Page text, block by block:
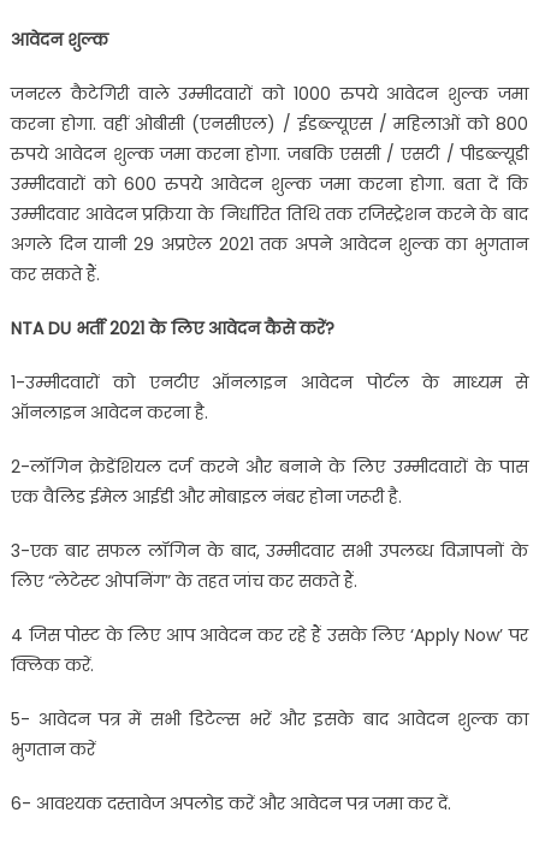
आवेदन शुल्क
जनरल कैटेगिरी वाले उम्मीदवारों को 1000 रुपये आवेदन शुल्क जमा
करना होगा. वहीं ओबीसी (एनसीएल) / ईडब्ल्यूएस / महिलाओं को 800
रुपये आवेदन शुल्क जमा करना होगा. जबकि एससी / एसटी / पीडब्ल्यूडी
उम्मीदवारों को 600 रुपये आवेदन शुल्क जमा करना होगा. बता दें कि
उम्मीदवार आवेदन प्रक्रिया के निर्धारित तिथि तक रजिस्ट्रेशन करने के बाद
अगले दिन यानी 29 अप्रऐल 2021 तक अपने आवेदन शुल्क का भुगतान
कर सकते हैं.
NTA DU भर्ती 2021 के लिए आवेदन कैसे करें?
1-उम्मीदवारों को एनटीए ऑनलाइन आवेदन पोर्टल के माध्यम से
ऑनलाइन आवेदन करना है.
2-लॉगिन क्रेडेंशियल दर्ज करने और बनाने के लिए उम्मीदवारों के पास
एक वैलिड ईमेल आईडी और मोबाइल नंबर होना जरूरी है.
3-एक बार सफल लॉगिन के बाद, उम्मीदवार सभी उपलब्ध विज्ञापनों के
लिए “लेटेस्ट ओपनिंग” के तहत जांच कर सकते हैं.
4 जिस पोस्ट के लिए आप आवेदन कर रहे हैं उसके लिए ‘Apply Now’ पर
क्लिक करें.
5- आवेदन पत्र में सभी डिटेल्स भरें और इसके बाद आवेदन शुल्क का
भुगतान करें
6- आवश्यक दस्तावेज अपलोड करें और आवेदन पत्र जमा कर दें.